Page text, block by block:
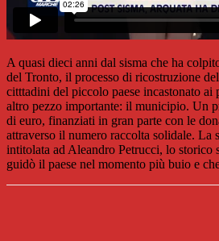
A quasi dieci anni dal sisma che ha
del Tronto, il processo di ricostruzione
citttadini del piccolo paese incastonato ai
altro pezzo importante: il municipio. Un
di euro, finanziati in gran parte con le
attraverso il numero raccolta solidale. La
intitolata ad Aleandro Petrucci, lo storico
guidò il paese nel momento più buio e